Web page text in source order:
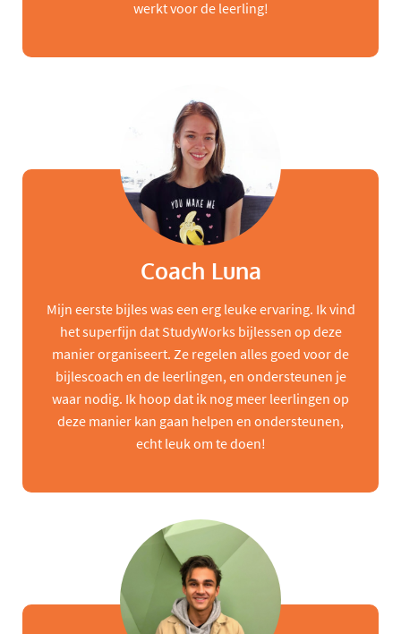
werkt voor de leerling!
Coach Luna
Mijn eerste bijles was een erg leuke ervaring. Ik vind
het superfijn dat StudyWorks bijlessen op deze
manier organiseert. Ze regelen alles goed voor de
bijlescoach en de leerlingen, en ondersteunen je
waar nodig. Ik hoop dat ik nog meer leerlingen op
deze manier kan gaan helpen en ondersteunen,
echt leuk om te doen!